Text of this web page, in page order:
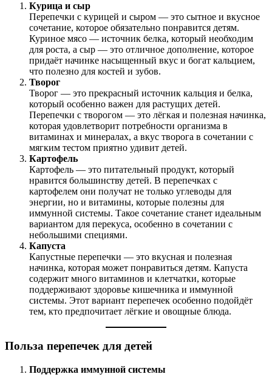
Курица и сыр
Перепечки с курицей и сыром — это сытное и вкусное
сочетание, которое обязательно понравится детям.
Куриное мясо — источник белка, который необходим
для роста, а сыр — это отличное дополнение, которое
придаёт начинке насыщенный вкус и богат кальцием,
что полезно для костей и зубов.
Творог
Творог — это прекрасный источник кальция и белка,
который особенно важен для растущих детей.
Перепечки с творогом — это лёгкая и полезная начинка,
которая удовлетворит потребности организма в
витаминах и минералах, а вкус творога в сочетании с
мягким тестом приятно удивит детей.
Картофель
Картофель — это питательный продукт, который
нравится большинству детей. В перепечках с
картофелем они получат не только углеводы для
энергии, но и витамины, которые полезны для
иммунной системы. Такое сочетание станет идеальным
вариантом для перекуса, особенно в сочетании с
небольшими специями.
Капуста
Капустные перепечки — это вкусная и полезная
начинка, которая может понравиться детям. Капуста
содержит много витаминов и клетчатки, которые
поддерживают здоровье кишечника и иммунной
системы. Этот вариант перепечек особенно подойдёт
тем, кто предпочитает лёгкие и овощные блюда.
Польза перепечек для детей
Поддержка иммунной системы